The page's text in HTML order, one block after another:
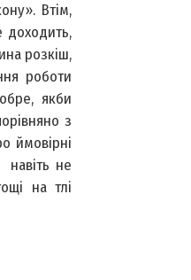
Втім,
доходить,
розкіш,
роботи
якби
з
ймовірні
навіть не
на тлі